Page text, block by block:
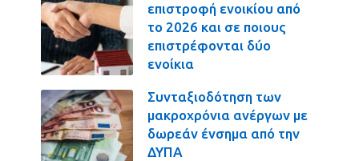
επιστροφή ενοικίου από
το 2026 και σε ποιους
επιστρέφονται δύο
ενοίκια
Συνταξιοδότηση των
μακροχρόνια ανέργων με
δωρεάν ένσημα από την
ΔΥΠΑ